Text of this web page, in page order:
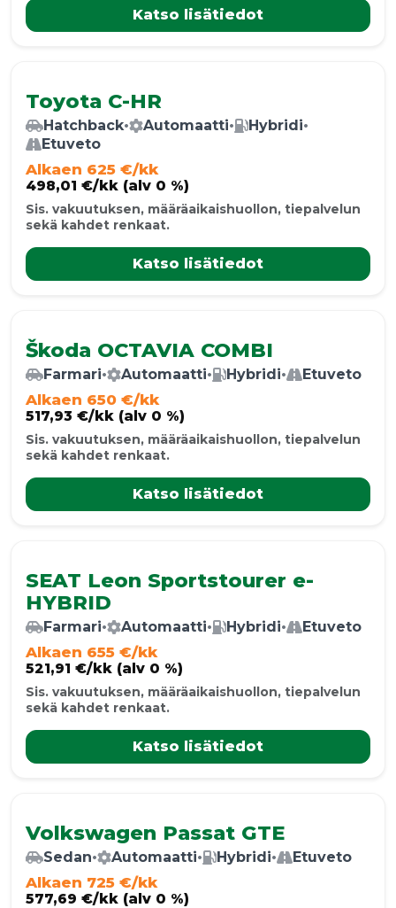
Katso lisätiedot
Toyota C-HR
Hatchback• Automaatti• Hybridi•
Etuveto
Alkaen 625 €/kk
498,01 €/kk (alv 0 %)
Sis. vakuutuksen, määräaikaishuollon, tiepalvelun
sekä kahdet renkaat.
Katso lisätiedot
Škoda OCTAVIA COMBI
Farmari• Automaatti• Hybridi• Etuveto
Alkaen 650 €/kk
517,93 €/kk (alv 0 %)
Sis. vakuutuksen, määräaikaishuollon, tiepalvelun
sekä kahdet renkaat.
Katso lisätiedot
SEAT Leon Sportstourer e-
HYBRID
Farmari• Automaatti• Hybridi• Etuveto
Alkaen 655 €/kk
521,91 €/kk (alv 0 %)
Sis. vakuutuksen, määräaikaishuollon, tiepalvelun
sekä kahdet renkaat.
Katso lisätiedot
Volkswagen Passat GTE
Sedan• Automaatti• Hybridi• Etuveto
Alkaen 725 €/kk
577,69 €/kk (alv 0 %)